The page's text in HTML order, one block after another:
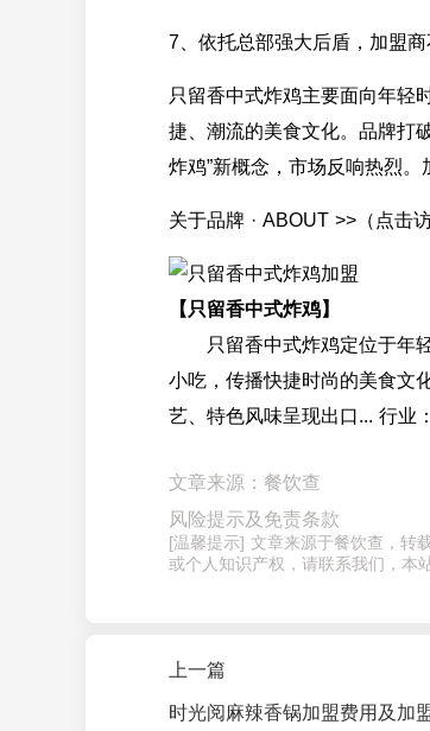
7、依托总部强大后盾，加盟
只留香中式炸鸡主要面向年轻
捷、潮流的美食文化。品牌打
炸鸡”新概念，市场反响热烈
关于品牌 · ABOUT >>（点击
【只留香中式炸鸡】
只留香中式炸鸡定位于年轻
小吃，传播快捷时尚的美食文
艺、特色风味呈现出口...
文章来源：餐饮查
风险提示及免责条款
[温馨提示] 文章来源于餐饮查，转
或个人知识产权，请联系我们，本
上一篇
时光阅麻辣香锅加盟费用及加